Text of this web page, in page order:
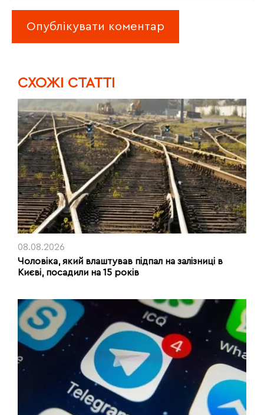
CХОЖІ СТАТТІ
08.08.2026
Чоловіка, який влаштував підпал на залізниці в
Києві, посадили на 15 років